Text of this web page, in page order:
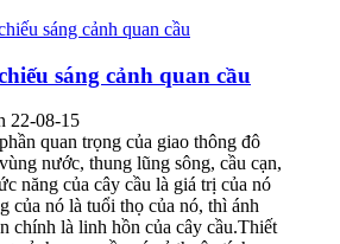
sáng cảnh quan cầu
22-08-15
quan trọng của giao thông đô
nước, thung lũng sông, cầu cạn,
năng của cây cầu là giá trị của nó
của nó là tuổi thọ của nó, thì ánh
chính là linh hồn của cây cầu.Thiết